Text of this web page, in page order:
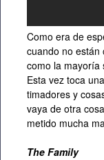
Como era de
cuando no están
como la mayoría
Esta vez toca
timadores y
vaya de otra
metido mucha
The Family